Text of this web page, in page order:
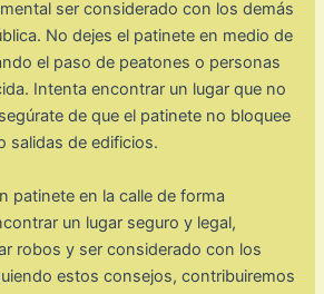
ser considerado con los demás
No dejes el patinete en medio de
el paso de peatones o personas
Intenta encontrar un lugar que no
de que el patinete no bloquee
salidas de edificios.
patinete en la calle de forma
un lugar seguro y legal,
robos y ser considerado con los
estos consejos, contribuiremos